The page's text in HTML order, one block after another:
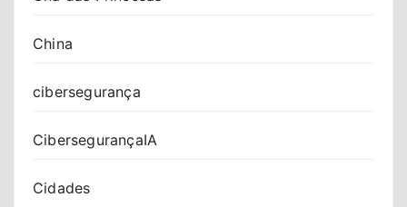
China
cibersegurança
CibersegurançaIA
Cidades